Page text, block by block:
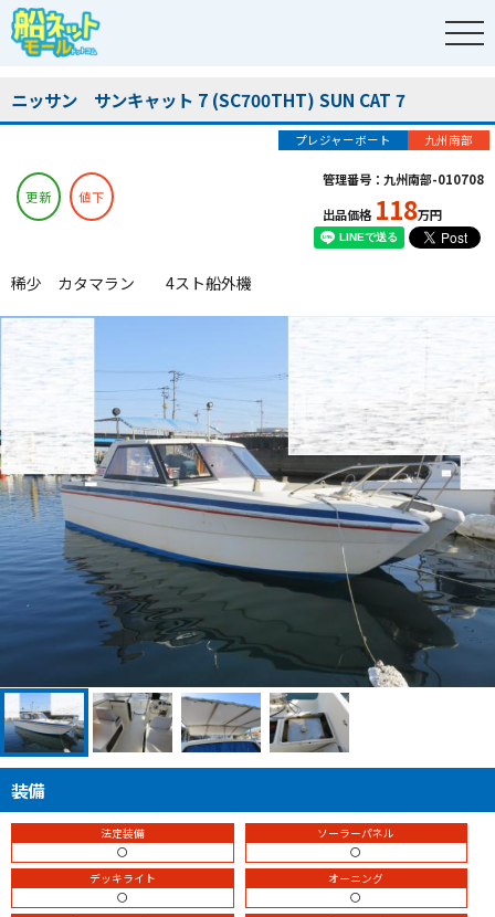
ニッサン サンキャット 7 (SC700THT) SUN CAT 7
プレジャーボート 九州南部
更新 値下
管理番号：九州南部-010708
出品価格 118万円
稀少 カタマラン 4スト船外機
装備
法定装備
〇
ソーラーパネル
〇
デッキライト
〇
オーニング
〇